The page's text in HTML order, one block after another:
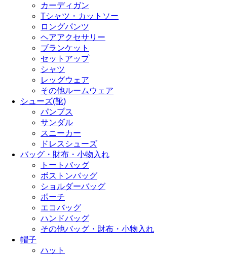
カーディガン
Tシャツ・カットソー
ロングパンツ
ヘアアクセサリー
ブランケット
セットアップ
シャツ
レッグウェア
その他ルームウェア
シューズ(靴)
パンプス
サンダル
スニーカー
ドレスシューズ
バッグ・財布・小物入れ
トートバッグ
ボストンバッグ
ショルダーバッグ
ポーチ
エコバッグ
ハンドバッグ
その他バッグ・財布・小物入れ
帽子
ハット